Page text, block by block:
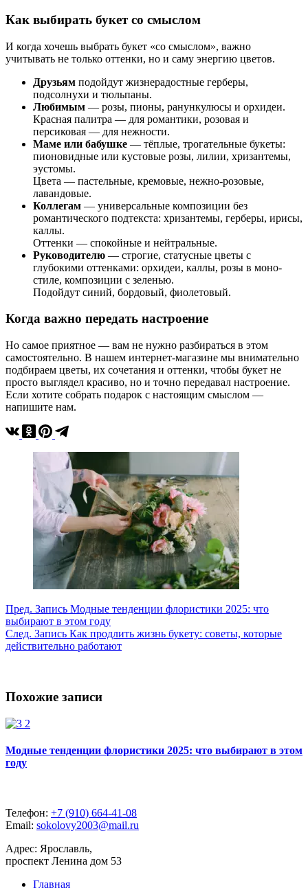
Как выбирать букет со смыслом
И когда хочешь выбрать букет «со смыслом», важно
учитывать не только оттенки, но и саму энергию цветов.
Друзьям подойдут жизнерадостные герберы,
подсолнухи и тюльпаны.
Любимым — розы, пионы, ранункулюсы и орхидеи.
Красная палитра — для романтики, розовая и
персиковая — для нежности.
Маме или бабушке — тёплые, трогательные букеты:
пионовидные или кустовые розы, лилии, хризантемы,
эустомы.
Цвета — пастельные, кремовые, нежно-розовые,
лавандовые.
Коллегам — универсальные композиции без
романтического подтекста: хризантемы, герберы, ирисы,
каллы.
Оттенки — спокойные и нейтральные.
Руководителю — строгие, статусные цветы с
глубокими оттенками: орхидеи, каллы, розы в моно-
стиле, композиции с зеленью.
Подойдут синий, бордовый, фиолетовый.
Когда важно передать настроение
Но самое приятное — вам не нужно разбираться в этом
самостоятельно. В нашем интернет-магазине мы внимательно
подбираем цветы, их сочетания и оттенки, чтобы букет не
просто выглядел красиво, но и точно передавал настроение.
Если хотите собрать подарок с настоящим смыслом —
напишите нам.
Пред. Запись Модные тенденции флористики 2025: что
выбирают в этом году
След. Запись Как продлить жизнь букету: советы, которые
действительно работают
Похожие записи
Модные тенденции флористики 2025: что выбирают в этом
году
Телефон: +7 (910) 664-41-08
Email: sokolovy2003@mail.ru
Адрес: Ярославль,
проспект Ленина дом 53
Главная